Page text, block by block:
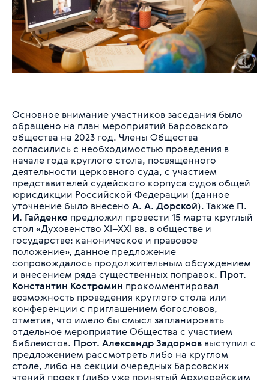
Основное внимание участников заседания было
обращено на план мероприятий Барсовского
общества на 2023 год. Члены Общества
согласились с необходимостью проведения в
начале года круглого стола, посвященного
деятельности церковного суда, с участием
представителей судейского корпуса судов общей
юрисдикции Российской Федерации (данное
уточнение было внесено А. А. Дорской). Также П.
И. Гайденко предложил провести 15 марта круглый
стол «Духовенство XI–XXI вв. в обществе и
государстве: каноническое и правовое
положение», данное предложение
сопровождалось продолжительным обсуждением
и внесением ряда существенных поправок. Прот.
Константин Костромин прокомментировал
возможность проведения круглого стола или
конференции с приглашением богословов,
отметив, что имело бы смысл запланировать
отдельное мероприятие Общества с участием
библеистов. Прот. Александр Задорнов выступил с
предложением рассмотреть либо на круглом
столе, либо на секции очередных Барсовских
чтений проект (либо уже принятый Архиерейским